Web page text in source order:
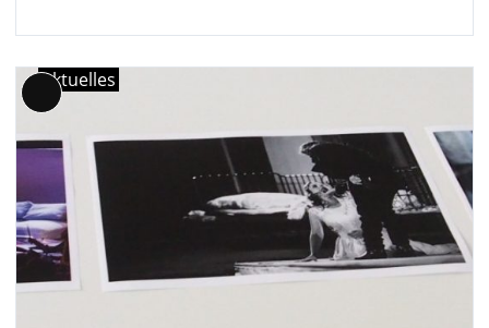
Lange
Aktuelles